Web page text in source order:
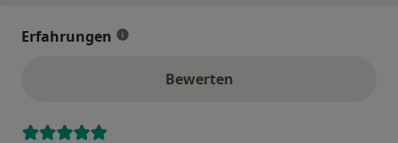
Erfahrungen
Bewerten